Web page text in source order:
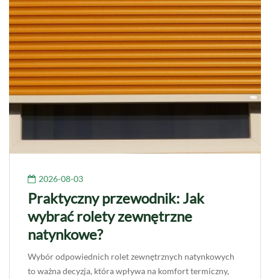
2026-08-03
Praktyczny przewodnik: Jak
wybrać rolety zewnętrzne
natynkowe?
Wybór odpowiednich rolet zewnętrznych natynkowych
to ważna decyzja, która wpływa na komfort termiczny,